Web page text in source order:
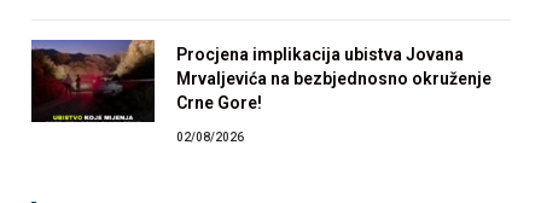
Procjena implikacija ubistva Jovana
Mrvaljevića na bezbjednosno okruženje
Crne Gore!
02/08/2026